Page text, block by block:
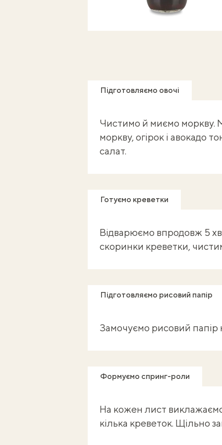
Підготовляємо овочі
Чистимо й миємо моркву.
моркву, огірок і авокадо
салат.
Готуємо креветки
Відварюємо впродовж 5
скоринки креветки,
Підготовляємо рисовий папір
Замочуємо рисовий папір
Формуємо спринг-роли
На кожен лист
кілька креветок. Щільно